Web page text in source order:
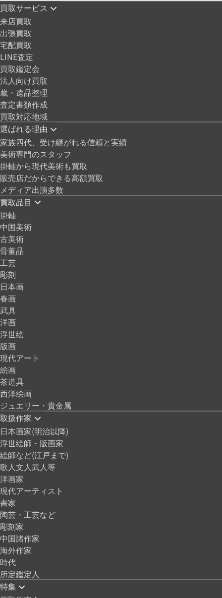
買取サービス
来店買取
出張買取
宅配買取
LINE査定
買取鑑定会
法人向け買取
蔵・遺品整理
査定書類作成
買取対応地域
選ばれる理由
家族四代、受け継がれる信頼と実績
美術専門のスタッフ
掛軸から現代美術も買取
販売店だからできる高額買取
メディア出演多数
買取品目
掛軸
中国美術
古美術
骨董品
工芸
彫刻
日本画
春画
武具
洋画
浮世絵
版画
現代アート
絵画
茶道具
西洋絵画
ジュエリー・貴金属
取扱作家
日本画家(明治以降)
浮世絵師・版画家
絵師など(江戸まで)
歌人文人武人等
洋画家
現代アーティスト
書家
陶芸・工芸など
彫刻家
中国諸作家
海外作家
時代
所定鑑定人
特集